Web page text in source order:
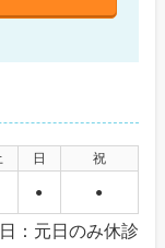
日
祝
● ●
：元日のみ休診